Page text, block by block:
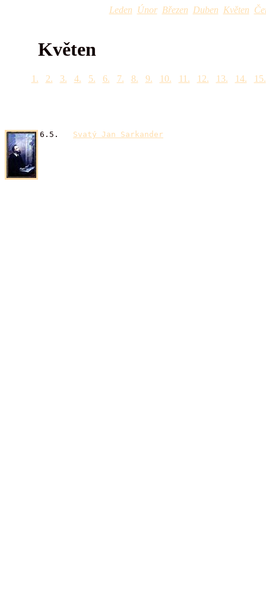
Leden Únor Březen Duben Květen
Květen
1. 2. 3. 4. 5. 6. 7. 8. 9. 10. 11. 12. 13. 14. 15.
6.5. Svatý Jan Sarkander